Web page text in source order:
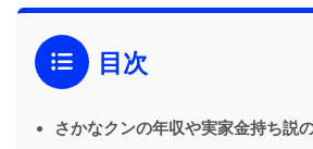
目次
さかなクンの年収や実家金持ち説